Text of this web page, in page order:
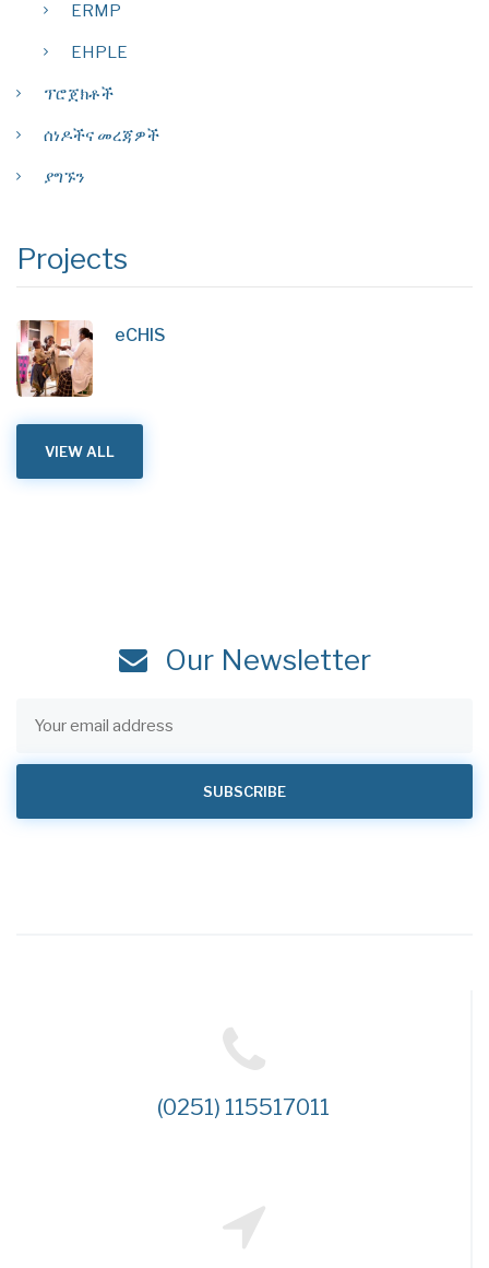
ERMP
EHPLE
ፕሮጀክቶች
ሰነዶችና መረጃዎች
ያግኙን
Projects
eCHIS
VIEW ALL
Our Newsletter
(0251) 115517011